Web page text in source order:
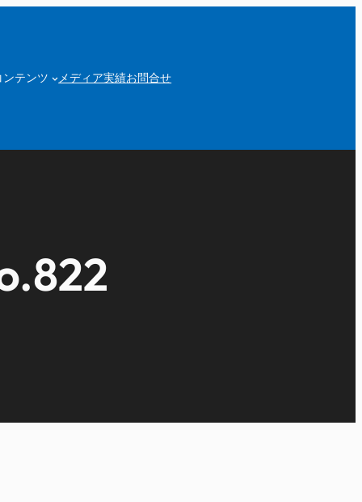
ンテンツ メディア実績お問合せ